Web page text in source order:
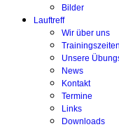
Bilder
Lauftreff
Wir über uns
Unsere
News
Kontakt
Termine
Links
Downloads